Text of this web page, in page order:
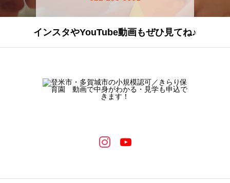
インスタやYouTube動画もぜひ見てね♪